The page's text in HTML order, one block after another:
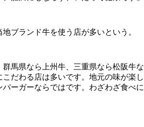
ブランド牛を使う店が多いという。
群馬県なら上州牛、三重県なら松阪牛な
こだわる店は多いです。地元の味が楽し
ーガーならではです。わざわざ食べに